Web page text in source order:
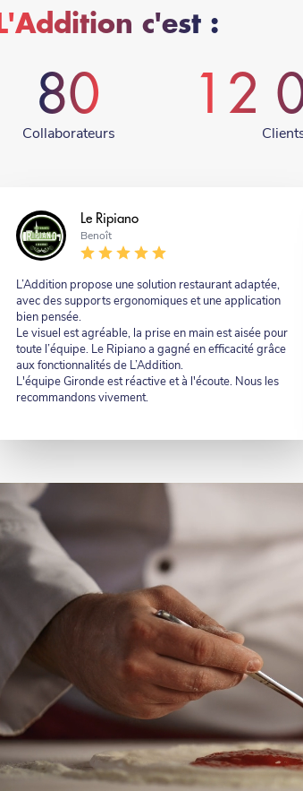
L'Addition c'est :
80
Collaborateurs
12
Nom
Le Ripiano
Nom
suffixe
Benoît
Commentaire
L’Addition propose une solution restaurant adaptée,
avec des supports ergonomiques et une application
bien pensée.
Le visuel est agréable, la prise en main est aisée pour
toute l’équipe. Le Ripiano a gagné en efficacité grâce
aux fonctionnalités de L’Addition.
L'équipe Gironde est réactive et à l'écoute. Nous les
recommandons vivement.